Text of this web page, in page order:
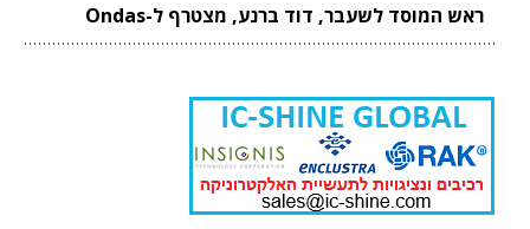
ראש המוסד לשעבר, דוד ברנע, מצטרף ל-Ondas